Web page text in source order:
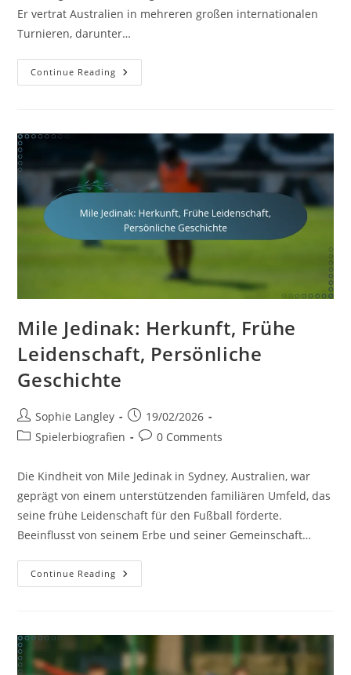
Er vertrat Australien in mehreren großen internationalen
Turnieren, darunter…
Continue Reading Brett
Emerton:
Internationale
Turniere,
Beiträge
Mile Jedinak: Herkunft, Frühe
Leidenschaft, Persönliche
Geschichte
Post
author:
Sophie Langley
Post
published:
19/02/2026
PostSpielerbiografien
Post0 Comments
Die Kindheit von Mile Jedinak in Sydney, Australien, war
geprägt von einem unterstützenden familiären Umfeld, das
seine frühe Leidenschaft für den Fußball förderte.
Beeinflusst von seinem Erbe und seiner Gemeinschaft…
Continue Reading Mile
Jedinak:
Geschichte